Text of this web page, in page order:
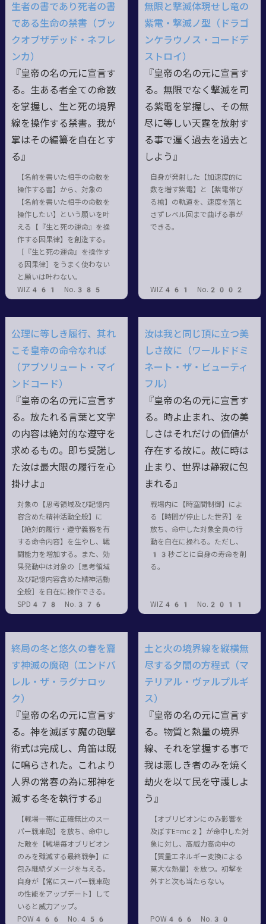
生者の書であり死者の書
である生命の禁書（ブッ
クオブザデッド・ネフレ
ンカ）
『皇帝の名の元に宣言す
る。生ある者全ての命数
を掌握し、生と死の境界
線を操作する禁書。我が
掌はその編纂を自在とす
る』
【名前を書いた相手の命数を
操作する書】から、対象の
【名前を書いた相手の命数を
操作したい】という願いを叶
える【『生と死の運命』を操
作する因果律】を創造する。
［『生と死の運命』を操作す
る因果律］をうまく使わない
と願いは叶わない。
WIZ461 No.385
無限と撃滅体現せし竜の
紫電・撃滅ノ型（ドラゴ
ンケラウノス・コードデ
ストロイ）
『皇帝の名の元に宣言す
る。無限でなく撃滅を司
る紫電を掌握し、その無
尽に等しい天霆を放射す
る事で遍く過去を過去と
しよう』
自身が発射した【加速度的に
数を増す紫電】と【紫電帯び
る槍】の軌道を、速度を落と
さずレベル回まで曲げる事が
できる。
WIZ461 No.2002
公理に等しき履行、其れ
こそ皇帝の命令なれば
（アブソリュート・マイ
ンドコード）
『皇帝の名の元に宣言す
る。放たれる言葉と文字
の内容は絶対的な遵守を
求めるもの。即ち受諾し
た汝は最大限の履行を心
掛けよ』
対象の【思考領域及び記憶内
容含めた精神活動全般】に
【絶対的履行・遵守義務を有
する命令内容】を生やし、戦
闘能力を増加する。また、効
果発動中は対象の［思考領域
及び記憶内容含めた精神活動
全般］を自在に操作できる。
SPD478 No.376
汝は我と同じ頂に立つ美
しさ故に（ワールドドミ
ネート・ザ・ビューティ
フル）
『皇帝の名の元に宣言す
る。時よ止まれ、汝の美
しさはそれだけの価値が
存在する故に。故に時は
止まり、世界は静寂に包
まれる』
戦場内に【時空間制御】によ
る【時間が停止した世界】を
放ち、命中した対象全員の行
動を自在に操れる。ただし、
13秒ごとに自身の寿命を削
る。
WIZ461 No.2011
終局の冬と悠久の春を齎
す神滅の魔砲（エンドバ
レル・ザ・ラグナロッ
ク）
『皇帝の名の元に宣言す
る。神を滅ぼす魔の砲撃
術式は完成し、角笛は既
に鳴らされた。これより
人界の常春の為に邪神を
滅する冬を執行する』
【戦場一帯に正確無比のスー
パー戦車砲】を放ち、命中し
た敵を【戦場毎オブリビオン
のみを殲滅する最終戦争】に
包み継続ダメージを与える。
自身が【常にスーパー戦車砲
の性能をアップデート】して
いると威力アップ。
POW466 No.456
土と火の境界線を縦横無
尽する夕闇の方程式（マ
テリアル・ヴァルプルギ
ス）
『皇帝の名の元に宣言す
る。物質と熱量の境界
線、それを掌握する事で
我は悪しき者のみを焼く
劫火を以て民を守護しよ
う』
【オブリビオンにのみ影響を
及ぼすE=mc2】が命中した対
象に対し、高威力高命中の
【質量エネルギー変換による
莫大な熱量】を放つ。初撃を
外すと次も当たらない。
POW466 No.30